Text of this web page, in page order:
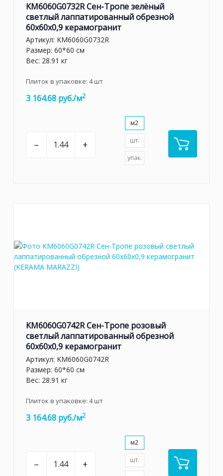
KM6060G0732R Сен-Тропе зелёный
светлый лаппатированный обрезной
60x60x0,9 керамогранит
Артикул: KM6060G0732R
Размер: 60*60 см
Вес: 28.91 кг
Плиток в упаковке: 4шт
3 164.68 руб./м2
– +
м2
шт.
упак.
KM6060G0742R Сен-Тропе розовый
светлый лаппатированный обрезной
60x60x0,9 керамогранит
Артикул: KM6060G0742R
Размер: 60*60 см
Вес: 28.91 кг
Плиток в упаковке: 4шт
3 164.68 руб./м2
– +
м2
шт.